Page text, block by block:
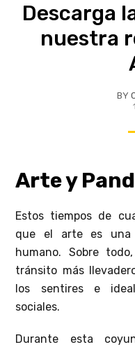
Descarga
nuestra
BY
Arte y
Estos tiempos de
que el arte es una
humano. Sobre
tránsito más
los sentires e
sociales.
Durante esta